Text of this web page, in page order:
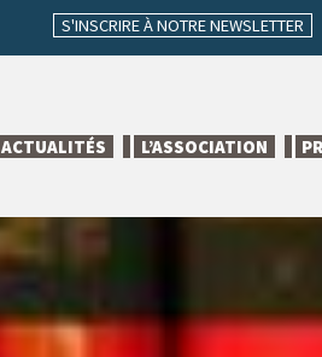
S'INSCRIRE À NOTRE NEWSLETTER
ACTUALITÉS L’ASSOCIATION